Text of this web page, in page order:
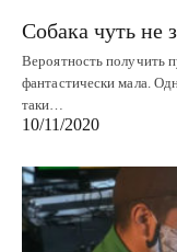
Собака чуть не
Вероятность получить
фантастически мала.
таки…
10/11/2020